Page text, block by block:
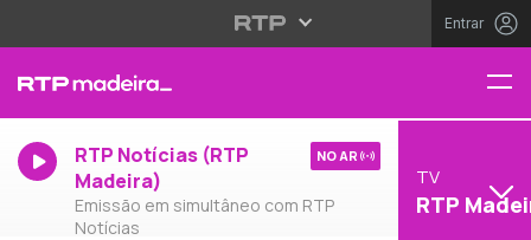
Entrar
RTP Notícias (RTP
Madeira)
Emissão em simultâneo com RTP
Notícias
NO AR
TV
RTP